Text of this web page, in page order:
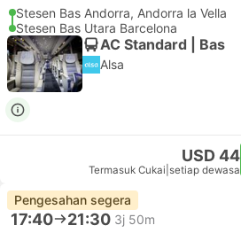
Stesen Bas Andorra, Andorra la Vella
Stesen Bas Utara Barcelona
AC Standard | Bas
Alsa
USD 44
Termasuk Cukai setiap dewasa
Pengesahan segera
17:40 21:30 3j 50m